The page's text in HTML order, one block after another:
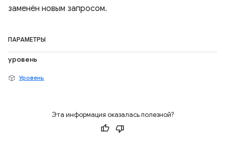
заменён новым запросом.
ПАРАМЕТРЫ
уровень
Уровень
Эта информация оказалась полезной?